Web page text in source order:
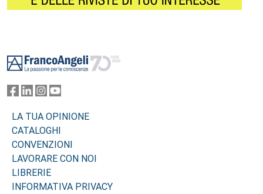
LA TUA OPINIONE
CATALOGHI
CONVENZIONI
LAVORARE CON NOI
LIBRERIE
INFORMATIVA PRIVACY